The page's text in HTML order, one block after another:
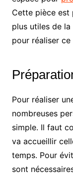
Cette pièce est
plus utiles de
pour réaliser
Pour réaliser
nombreuses
simple. Il faut
va accueillir
temps. Pour
sont